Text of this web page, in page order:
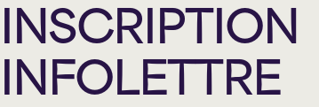
INSCRIPTION
INFOLETTRE